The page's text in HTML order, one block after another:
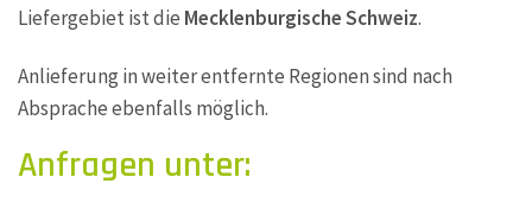
Liefergebiet ist die Mecklenburgische Schweiz.
Anlieferung in weiter entfernte Regionen sind nach
Absprache ebenfalls möglich.
Anfragen unter: